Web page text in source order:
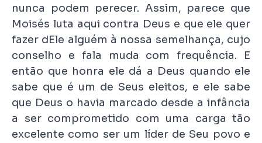
nunca podem perecer. Assim, parece que
Moisés luta aqui contra Deus e que ele quer
fazer dEle alguém à nossa semelhança, cujo
conselho e fala muda com frequência. E
então que honra ele dá a Deus quando ele
sabe que é um de Seus eleitos, e ele sabe
que Deus o havia marcado desde a infância
a ser comprometido com uma carga tão
excelente como ser um líder de Seu povo e